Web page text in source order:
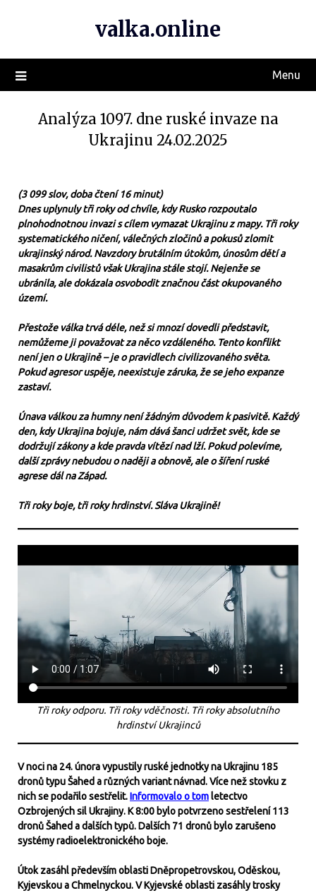
valka.online
Menu
Analýza 1097. dne ruské invaze na
Ukrajinu 24.02.2025
(3 099 slov, doba čtení 16 minut)
Dnes uplynuly tři roky od chvíle, kdy Rusko rozpoutalo
plnohodnotnou invazi s cílem vymazat Ukrajinu z mapy. Tři roky
systematického ničení, válečných zločinů a pokusů zlomit
ukrajinský národ. Navzdory brutálním útokům, únosům dětí a
masakrům civilistů však Ukrajina stále stojí. Nejenže se
ubránila, ale dokázala osvobodit značnou část okupovaného
území.
Přestože válka trvá déle, než si mnozí dovedli představit,
nemůžeme ji považovat za něco vzdáleného. Tento konflikt
není jen o Ukrajině – je o pravidlech civilizovaného světa.
Pokud agresor uspěje, neexistuje záruka, že se jeho expanze
zastaví.
Únava válkou za humny není žádným důvodem k pasivitě. Každý
den, kdy Ukrajina bojuje, nám dává šanci udržet svět, kde se
dodržují zákony a kde pravda vítězí nad lží. Pokud polevíme,
další zprávy nebudou o naději a obnově, ale o šíření ruské
agrese dál na Západ.
Tři roky boje, tři roky hrdinství. Sláva Ukrajině!
Tři roky odporu. Tři roky vděčnosti. Tři roky absolutního
hrdinství Ukrajinců
V noci na 24. února vypustily ruské jednotky na Ukrajinu 185
dronů typu Šahed a různých variant návnad. Více než stovku z
nich se podařilo sestřelit.Informovalo o tomletectvo
Ozbrojených sil Ukrajiny. K 8:00 bylo potvrzeno sestřelení 113
dronů Šahed a dalších typů. Dalších 71 dronů bylo zarušeno
systémy radioelektronického boje.
Útok zasáhl především oblasti Dněpropetrovskou, Oděskou,
Kyjevskou a Chmelnyckou. V Kyjevské oblasti zasáhly trosky